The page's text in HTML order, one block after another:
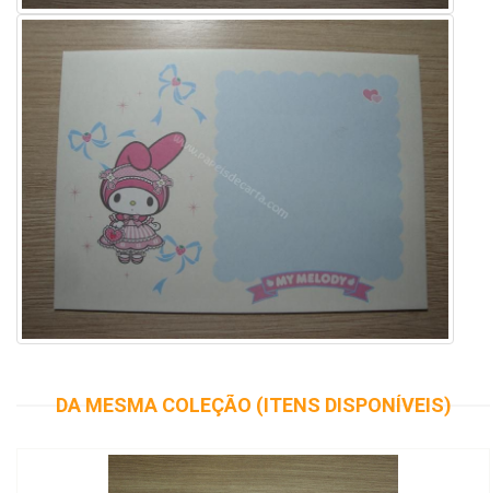
DA MESMA COLEÇÃO (ITENS DISPONÍVEIS)